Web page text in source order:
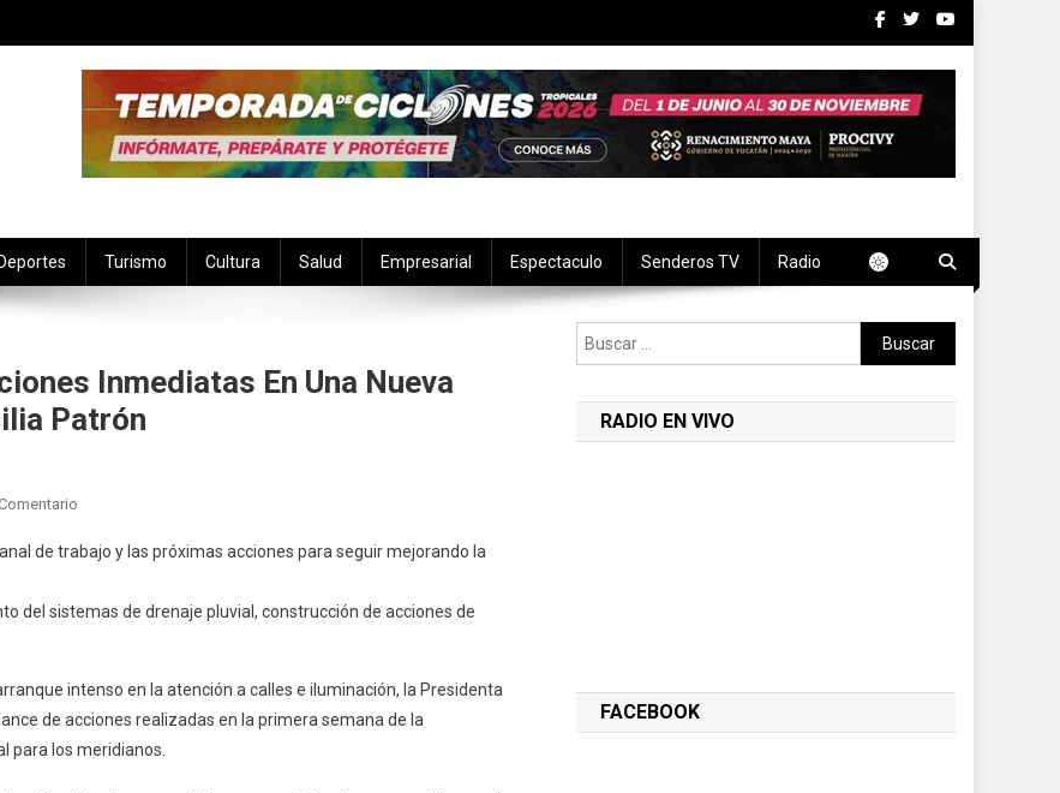
Deportes Turismo Cultura Salud Empresarial Espectaculo Senderos TV Radio
Inmediatas En Una Nueva
Patrón
Acción,
Y
En
Una
Nueva
de trabajo y las próximas acciones para seguir mejorando la
del sistemas de drenaje pluvial, construcción de acciones de
intenso en la atención a calles e iluminación, la Presidenta
de acciones realizadas en la primera semana de la
para los meridianos.
Buscar:
RADIO EN VIVO
FACEBOOK